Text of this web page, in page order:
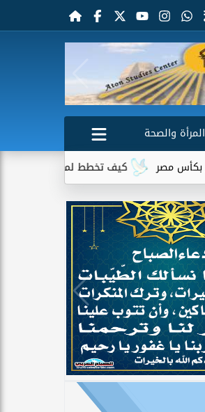
المرأة والصحة
كيف تخطط لميزانية السفر؟ طريقة سهلة